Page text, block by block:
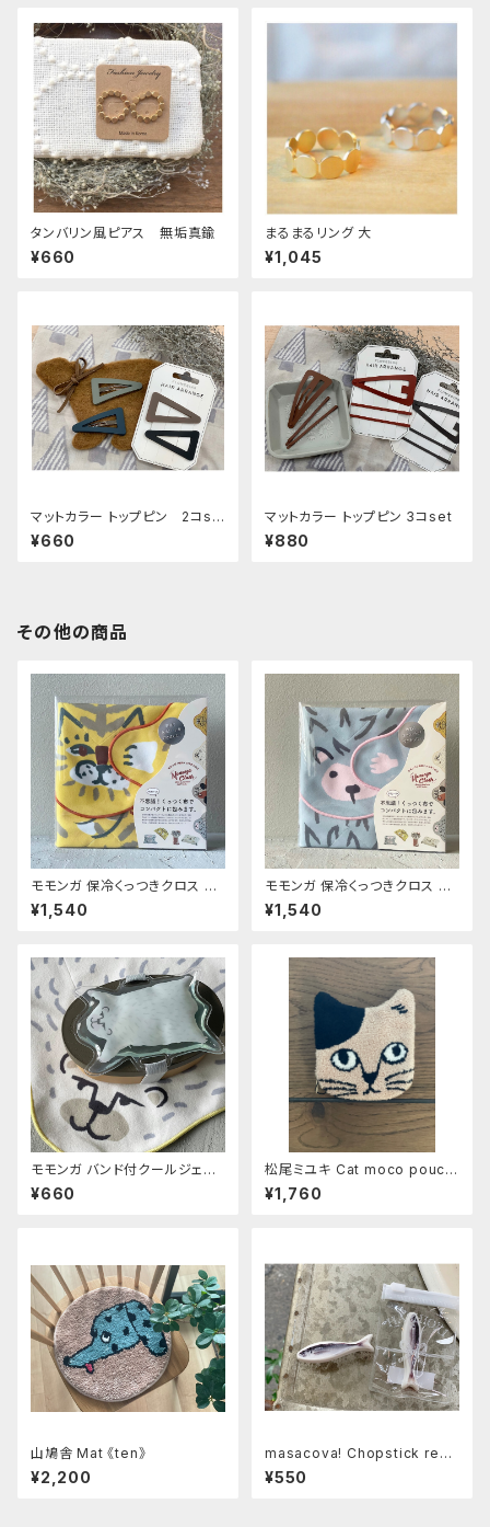
タンバリン風ピアス 無垢真鍮
¥660
まるまるリング 大
¥1,045
マットカラー トップピン 2コse
t
¥660
マットカラー トップピン 3コset
¥880
その他の商品
モモンガ 保冷くっつきクロス ト
ラ
¥1,540
モモンガ 保冷くっつきクロス ハ
リネズミ
¥1,540
モモンガ バンド付クールジェル
シロクマ
¥660
松尾ミユキ Cat moco pouch
《Pumpkin》
¥1,760
山鳩舎 Mat 《ten》
¥2,200
masacova! Chopstick rest
フィッシュ
¥550